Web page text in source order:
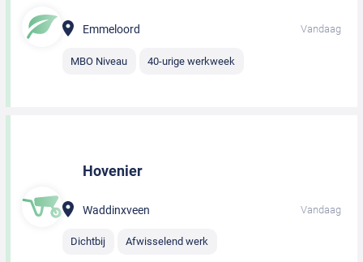
Emmeloord Vandaag
MBO Niveau 40-urige werkweek
Hovenier
Waddinxveen Vandaag
Dichtbij Afwisselend werk